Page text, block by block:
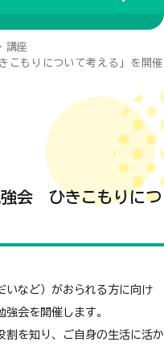
講座
こもりについて考える」を開催
強会 ひきこもりにつ
いなど）がおられる方に向け
会を開催します。
割を知り、ご自身の生活に活か